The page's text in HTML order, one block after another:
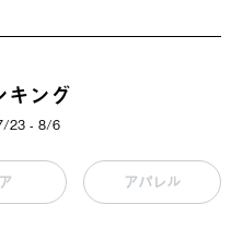
キング
23 - 8/6
アパレル